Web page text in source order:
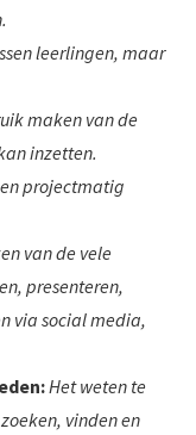
leerlingen, maar
maken van de
inzetten.
projectmatig
van de vele
presenteren,
via social media,
Het weten te
vinden en